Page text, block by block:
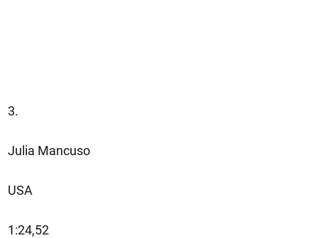
3.
Julia Mancuso
USA
1:24,52